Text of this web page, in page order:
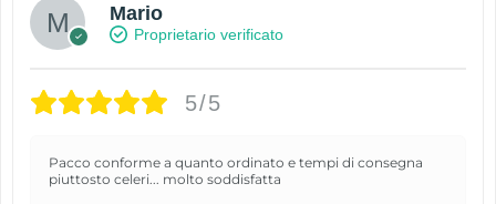
Mario
Proprietario verificato
5/5
Pacco conforme a quanto ordinato e tempi di consegna
piuttosto celeri... molto soddisfatta